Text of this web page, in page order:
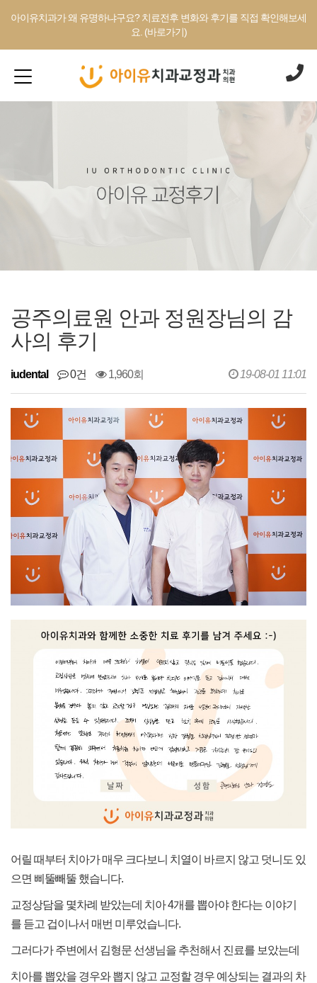
아이유치과가 왜 유명하냐구요? 치료전후 변화와 후기를 직접 확인해보세
요. (바로가기)
공주의료원 안과 정원장님의 감
사의 후기
iudental 0건 1,960회 19-08-01 11:01
어릴 때부터 치아가 매우 크다보니 치열이 바르지 않고 덧니도 있
으면 삐뚤빼뚤 했습니다.
교정상담을 몇차례 받았는데 치아 4개를 뽑아야 한다는 이야기
를 듣고 겁이나서 매번 미루었습니다.
그러다가 주변에서 김형문 선생님을 추천해서 진료를 보았는데
치아를 뽑았을 경우와 뽑지 않고 교정할 경우 예상되는 결과의 차